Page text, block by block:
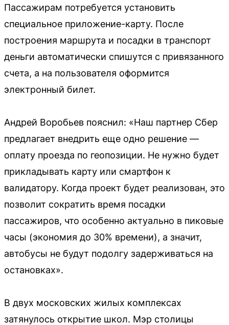
Пассажирам потребуется установить
специальное приложение-карту. После
построения маршрута и посадки в транспорт
деньги автоматически спишутся с привязанного
счета, а на пользователя оформится
электронный билет.
Андрей Воробьев пояснил: «Наш партнер Сбер
предлагает внедрить еще одно решение —
оплату проезда по геопозиции. Не нужно будет
прикладывать карту или смартфон к
валидатору. Когда проект будет реализован, это
позволит сократить время посадки
пассажиров, что особенно актуально в пиковые
часы (экономия до 30% времени), а значит,
автобусы не будут подолгу задерживаться на
остановках».
В двух московских жилых комплексах
затянулось открытие школ. Мэр столицы